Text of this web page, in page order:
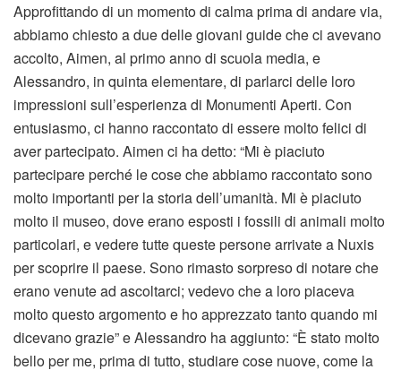
Approfittando di un momento di calma prima di andare via,
abbiamo chiesto a due delle giovani guide che ci avevano
accolto, Aimen, al primo anno di scuola media, e
Alessandro, in quinta elementare, di parlarci delle loro
impressioni sull’esperienza di Monumenti Aperti. Con
entusiasmo, ci hanno raccontato di essere molto felici di
aver partecipato. Aimen ci ha detto: “Mi è piaciuto
partecipare perché le cose che abbiamo raccontato sono
molto importanti per la storia dell’umanità. Mi è piaciuto
molto il museo, dove erano esposti i fossili di animali molto
particolari, e vedere tutte queste persone arrivate a Nuxis
per scoprire il paese. Sono rimasto sorpreso di notare che
erano venute ad ascoltarci; vedevo che a loro piaceva
molto questo argomento e ho apprezzato tanto quando mi
dicevano grazie” e Alessandro ha aggiunto: “È stato molto
bello per me, prima di tutto, studiare cose nuove, come la